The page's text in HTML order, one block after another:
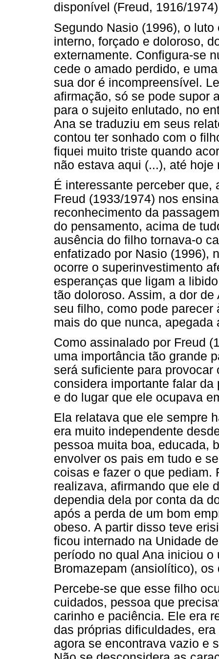
disponível (Freud, 1916/
Segundo Nasio (1996), o
interno, forçado e doloroso,
externamente. Configura-se
cede o amado perdido, e
sua dor é incompreensível.
afirmação, só se pode supor
para o sujeito enlutado, no
Ana se traduziu em seus
contou ter sonhado com o
fiquei muito triste quando
não estava aqui (...), até hoje
É interessante perceber que,
Freud (1933/1974) nos
reconhecimento da
do pensamento, acima de
ausência do filho tornava-o
enfatizado por Nasio (1996),
ocorre o superinvestimento
esperanças que ligam a
tão doloroso. Assim, a dor
seu filho, como pode
mais do que nunca, apegada
Como assinalado por Freud
uma importância tão grande
será suficiente para
considera importante falar
e do lugar que ele ocupava
Ela relatava que ele sempre
era muito independente
pessoa muita boa, educada,
envolver os pais em tudo e
coisas e fazer o que pediam.
realizava, afirmando que ele
dependia dela por conta da
após a perda de um bom
obeso. A partir disso teve
ficou internado na Unidade
período no qual Ana iniciou
Bromazepam (ansiolítico),
Percebe-se que esse filho
cuidados, pessoa que
carinho e paciência. Ele era
das próprias dificuldades,
agora se encontrava vazio e